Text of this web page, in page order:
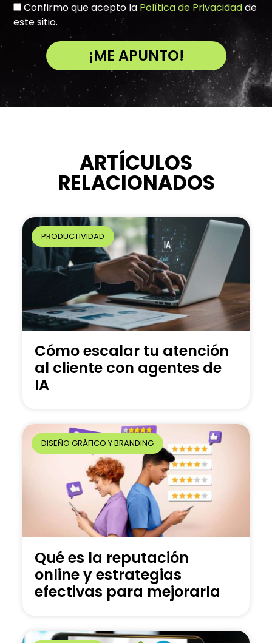
Confirmo que acepto la Política de Privacidadde
este sitio.
¡ME APUNTO!
t
ARTÍCULOS
RELACIONADOS
PRODUCTIVIDAD
Cómo escalar tu atención
al cliente con agentes de
IA
DISEÑO GRÁFICO Y BRANDING
Qué es la reputación
online y estrategias
efectivas para mejorarla